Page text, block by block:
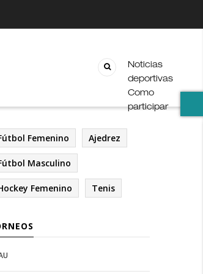
Noticias
deportivas
Como
participar
Femenino Ajedrez
Masculino
Femenino Tenis